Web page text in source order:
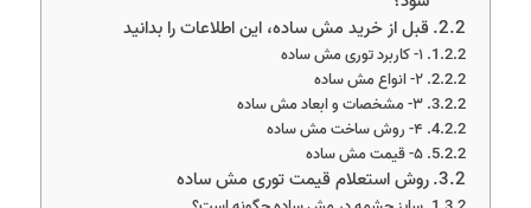
قبل از خرید مش ساده، این اطلاعات را بدانید
۱- کاربرد توری مش ساده
۲- انواع مش ساده
۳- مشخصات و ابعاد مش ساده
۴- روش ساخت مش ساده
۵- قیمت مش ساده
روش استعلام قیمت توری مش ساده